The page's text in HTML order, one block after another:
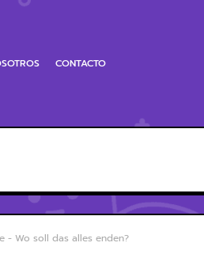
CONTACTO
- Wo soll das alles enden?